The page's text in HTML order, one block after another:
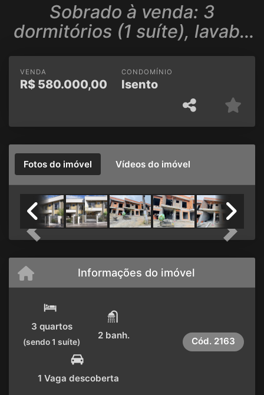
Sobrado à venda: 3
dormitórios (1 suíte), lavabo
em Serraria/São José
VENDA
R$ 580.000,00
CONDOMÍNIO
Isento
Fotos do imóvel Vídeos do imóvel
Previous Next
Informações do imóvel
3 quartos
(sendo 1 suíte)
2 banh.
1 Vaga descoberta
Cód. 2163